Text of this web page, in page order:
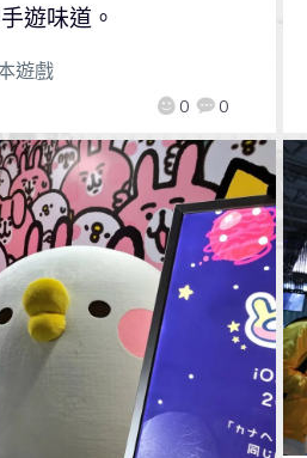
0 0
遊味道。
遊戲